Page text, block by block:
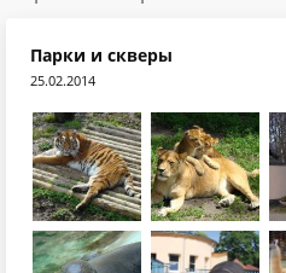
Парки и скверы
25.02.2014